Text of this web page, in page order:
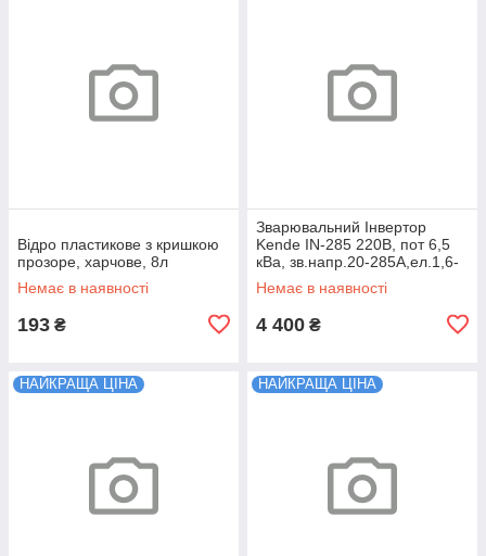
Відро пластикове з кришкою
прозоре, харчове, 8л
Немає в наявності
193 ₴
Зварювальний Інвертор
Kende IN-285 220В, пот 6,5
кВа, зв.напр.20-285А,ел.1,6-
5,0мм,вага 4,5кг
Немає в наявності
4 400 ₴
НАЙКРАЩА ЦІНА НАЙКРАЩА ЦІНА